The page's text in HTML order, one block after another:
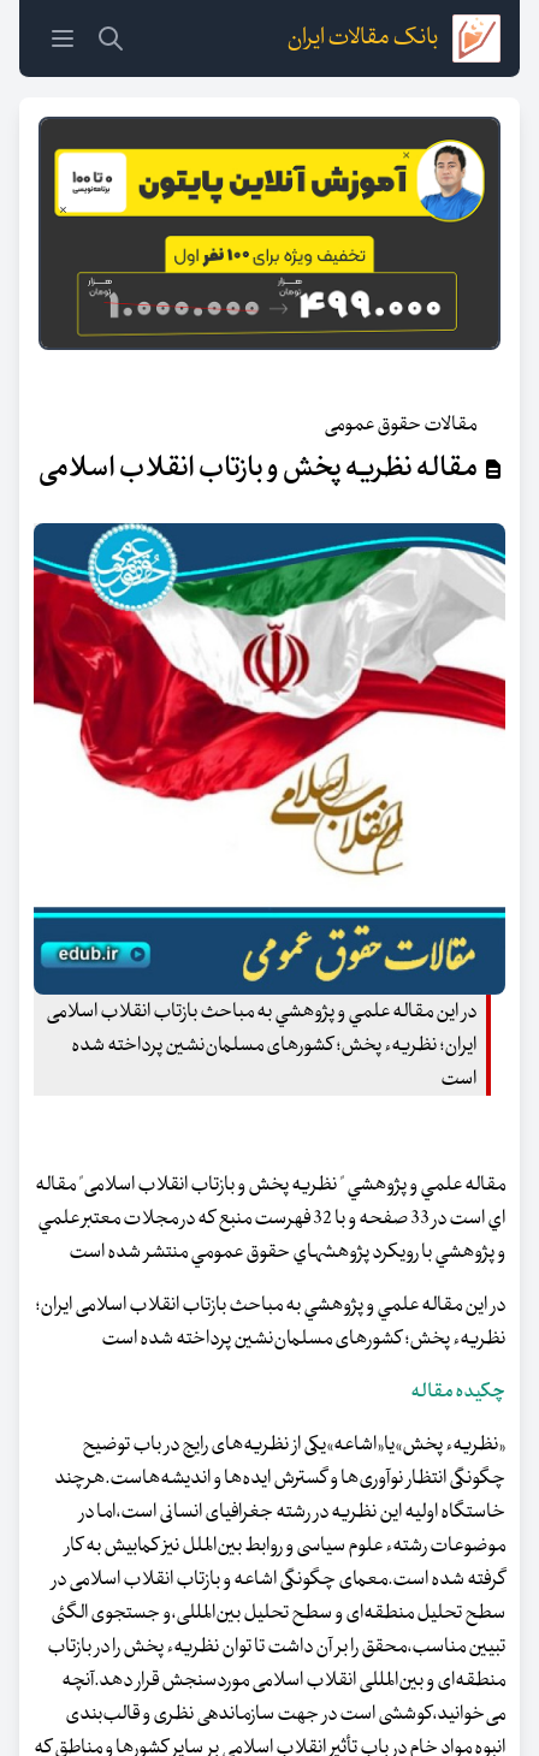
بانک مقالات ایران
مقالات حقوق عمومی
مقاله نظریه پخش و بازتاب انقلاب اسلامی
در اين مقاله علمي و پژوهشي به مباحث بازتاب انقلاب اسلامی
ایران؛ نظریهء پخش؛ کشورهای مسلمان‌نشین پرداخته شده
است
مقاله علمي و پژوهشي " نظریه پخش و بازتاب انقلاب اسلامی" مقاله
اي است در 33 صفحه و با 32 فهرست منبع كه در مجلات معتبر علمي
و پژوهشي با رويكرد پژوهشهاي حقوق عمومي منتشر شده است
در اين مقاله علمي و پژوهشي به مباحث بازتاب انقلاب اسلامی ایران؛
نظریهء پخش؛ کشورهای مسلمان‌نشین پرداخته شده است
چكيده مقاله
«نظریهء پخش»یا«اشاعه»یکی از نظریه‌های رایج در باب توضیح
چگونگی‌ انتظار نوآوری‌ها و گسترش ایده‌ها و اندیشه‌هاست.هرچند
خاستگاه اولیه این نظریه در رشته جغرافیای انسانی است،اما در
موضوعات رشتهء علوم سیاسی و روابط بین‌الملل نیز کمابیش به کار
گرفته شده است.معمای چگونگی اشاعه و بازتاب انقلاب اسلامی در
سطح‌ تحلیل منطقه‌ای و سطح تحلیل بین‌المللی،و جستجوی الگئی
تبیین مناسب،محقق را بر آن‌ داشت تا توان نظریهء پخش را در بازتاب
منطقه‌ای و بین‌المللی انقلاب اسلامی موردسنجش‌ قرار دهد.آنچه
می‌خوانید،کوششی است در جهت سازماندهی نظری و قالب‌بندی
انبوه‌ مواد خام در باب تأثیر انقلاب اسلامی بر سایر کشورها و مناطق که